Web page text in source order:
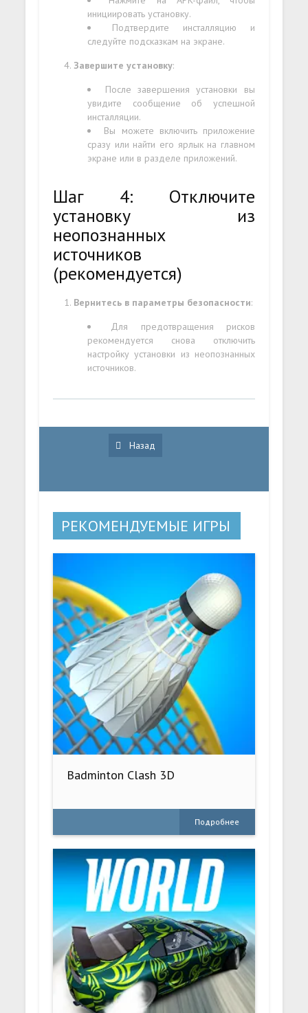
инициировать установку.
Подтвердите инсталляцию и
следуйте подсказкам на экране.
Завершите установку:
После завершения установки вы
увидите сообщение об успешной
инсталляции.
Вы можете включить приложение
сразу или найти его ярлык на главном
экране или в разделе приложений.
Шаг 4: Отключите
установку из
неопознанных
источников
(рекомендуется)
Вернитесь в параметры безопасности:
Для предотвращения рисков
рекомендуется снова отключить
настройку установки из неопознанных
источников.
Назад
РЕКОМЕНДУЕМЫЕ ИГРЫ
Badminton Clash 3D
Подробнее